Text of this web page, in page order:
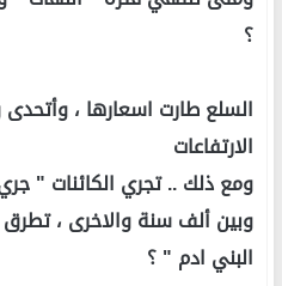
؟
السلع طارت اسعارها ،
الارتفاعات
ومع ذلك .. تجري الكائنات "
وبين ألف سنة والاخرى ،
البني ادم " ؟